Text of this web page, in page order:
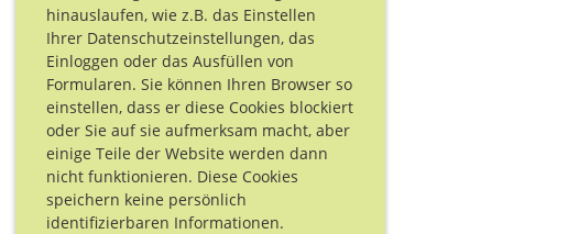
hinauslaufen, wie z.B. das Einstellen
Ihrer Datenschutzeinstellungen, das
Einloggen oder das Ausfüllen von
Formularen. Sie können Ihren Browser so
einstellen, dass er diese Cookies blockiert
oder Sie auf sie aufmerksam macht, aber
einige Teile der Website werden dann
nicht funktionieren. Diese Cookies
speichern keine persönlich
identifizierbaren Informationen.